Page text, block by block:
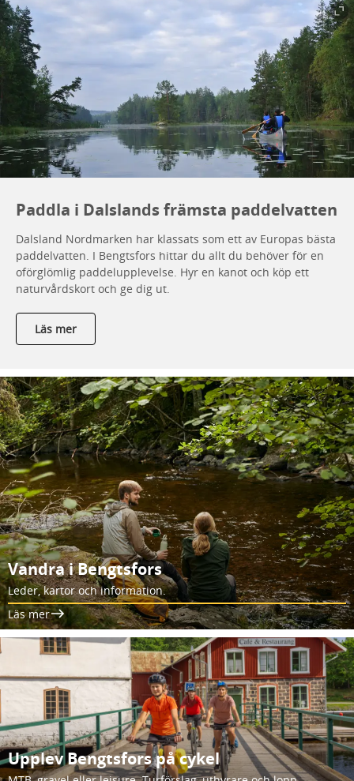
Paddla i Dalslands främsta paddelvatten
Dalsland Nordmarken har klassats som ett av Europas bästa
paddelvatten. I Bengtsfors hittar du allt du behöver för en
oförglömlig paddelupplevelse. Hyr en kanot och köp ett
naturvårdskort och ge dig ut.
Läs mer
Vandra i Bengtsfors
Leder, kartor och information.
Läs mer
Upplev Bengtsfors på cykel